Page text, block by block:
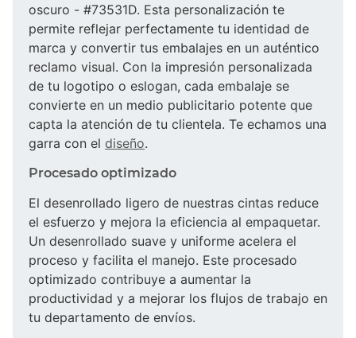
oscuro - #73531D. Esta personalización te
permite reflejar perfectamente tu identidad de
marca y convertir tus embalajes en un auténtico
reclamo visual. Con la impresión personalizada
de tu logotipo o eslogan, cada embalaje se
convierte en un medio publicitario potente que
capta la atención de tu clientela. Te echamos una
garra con el diseño.
Procesado optimizado
El desenrollado ligero de nuestras cintas reduce
el esfuerzo y mejora la eficiencia al empaquetar.
Un desenrollado suave y uniforme acelera el
proceso y facilita el manejo. Este procesado
optimizado contribuye a aumentar la
productividad y a mejorar los flujos de trabajo en
tu departamento de envíos.